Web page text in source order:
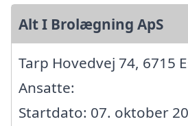
Alt I Brolægning ApS
Tarp Hovedvej 74, 6715
Ansatte:
Startdato: 07. oktober